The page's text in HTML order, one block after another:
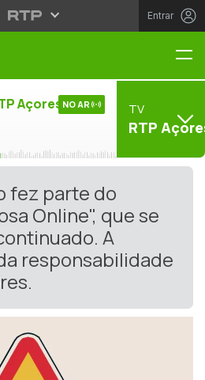
Entrar
Açores NO AR TV
RTP
fez parte do
Online", que se
A
responsabilidade